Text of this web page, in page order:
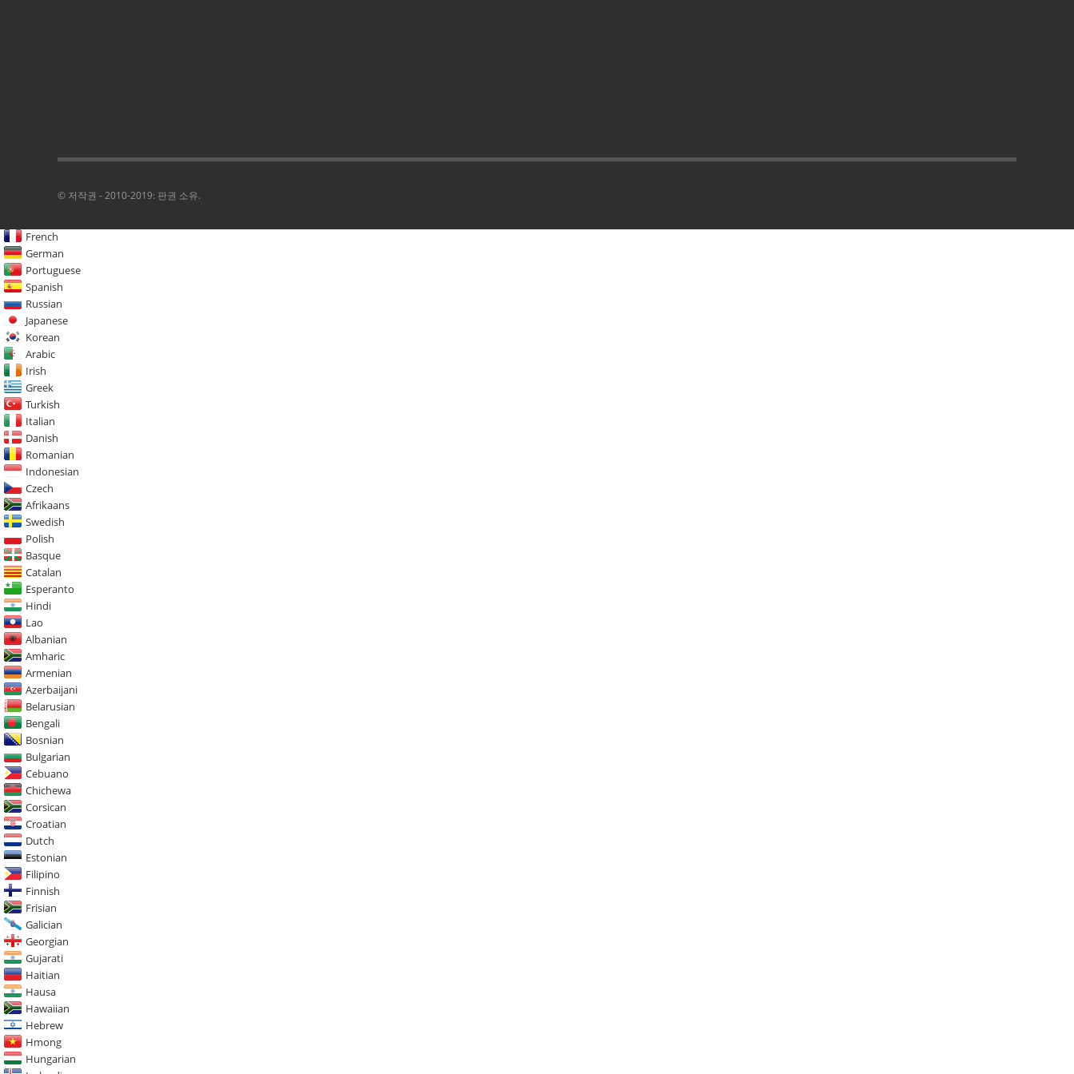
© 저작권 - 2010-2019: 판권 소유.
French
German
Portuguese
Spanish
Russian
Japanese
Korean
Arabic
Irish
Greek
Turkish
Italian
Danish
Romanian
Indonesian
Czech
Afrikaans
Swedish
Polish
Basque
Catalan
Esperanto
Hindi
Lao
Albanian
Amharic
Armenian
Azerbaijani
Belarusian
Bengali
Bosnian
Bulgarian
Cebuano
Chichewa
Corsican
Croatian
Dutch
Estonian
Filipino
Finnish
Frisian
Galician
Georgian
Gujarati
Haitian
Hausa
Hawaiian
Hebrew
Hmong
Hungarian